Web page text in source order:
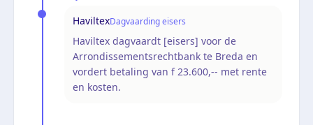
HaviltexDagvaarding eisers
Haviltex dagvaardt [eisers] voor de
Arrondissementsrechtbank te Breda en
vordert betaling van f 23.600,-- met rente
en kosten.